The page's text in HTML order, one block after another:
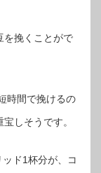
を挽くことがで
時間で挽けるの
しそうです。
ド1杯分が、コ